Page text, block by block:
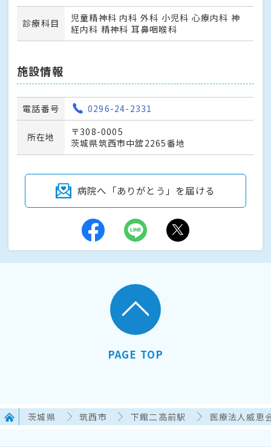
診療科目
児童精神科 内科 外科 小児科 心療内科 神
経内科 精神科 耳鼻咽喉科
施設情報
電話番号 0296-24-2331
所在地
〒308-0005
茨城県筑西市中舘2265番地
病院へ「ありがとう」を届ける
PAGE TOP
茨城県 筑西市 下館二高前駅 医療法人威恵